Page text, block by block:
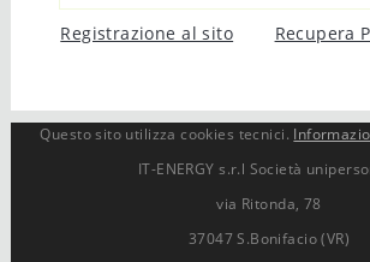
Registrazione al sito Recupera
Questo sito utilizza cookies tecnici.
IT-ENERGY s.r.l Società
via Ritonda, 78
37047 S.Bonifacio (VR)